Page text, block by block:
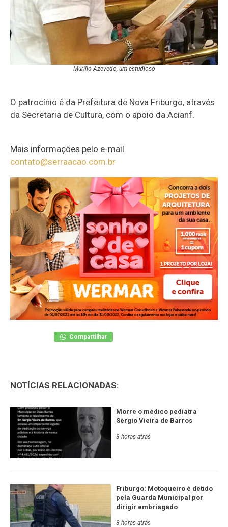
Murillo Azevedo, um estudioso
O patrocínio é da Prefeitura de Nova Friburgo, através
da Secretaria de Cultura, com o apoio da Acianf.
Mais informações pelo e-mail
contato@serraacao.com.br
Compartilhar
NOTÍCIAS RELACIONADAS:
Morre o médico pediatra
Sérgio Vieira de Barros
3 horas atrás
Friburgo: Motoqueiro é detido
pela Guarda Municipal por
dirigir embriagado
3 horas atrás